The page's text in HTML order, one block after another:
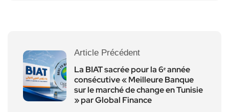
Article Précédent
La BIAT sacrée pour la 6ᵉ année
consécutive « Meilleure Banque
sur le marché de change en Tunisie
» par Global Finance